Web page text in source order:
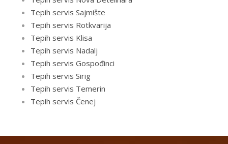
Tepih servis Sajmište
Tepih servis Rotkvarija
Tepih servis Klisa
Tepih servis Nadalj
Tepih servis Gospođinci
Tepih servis Sirig
Tepih servis Temerin
Tepih servis Čenej